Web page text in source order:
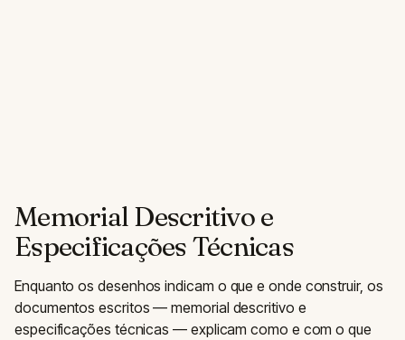
Memorial Descritivo e
Especificações Técnicas
Enquanto os desenhos indicam o que e onde construir, os
documentos escritos — memorial descritivo e
especificações técnicas — explicam como e com o que